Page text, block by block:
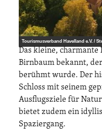
Tourismusverband Havelland e.V. /
Das kleine,
Birnbaum bekannt,
berühmt wurde. Der
Schloss mit seinem
Ausflugsziele für
bietet zudem ein
Spaziergang.